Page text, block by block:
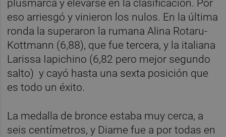
plusmarca y elevarse en la clasificación. Por
eso arriesgó y vinieron los nulos. En la última
ronda la superaron la rumana Alina Rotaru-
Kottmann (6,88), que fue tercera, y la italiana
Larissa Iapichino (6,82 pero mejor segundo
salto) y cayó hasta una sexta posición que
es todo un éxito.
La medalla de bronce estaba muy cerca, a
seis centímetros, y Diame fue a por todas en